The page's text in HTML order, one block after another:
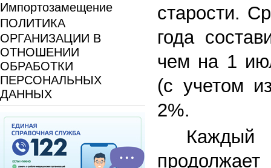
Импортозамещение
ПОЛИТИКА
ОРГАНИЗАЦИИ В
ОТНОШЕНИИ
ОБРАБОТКИ
ПЕРСОНАЛЬНЫХ
ДАННЫХ
старости.
года
чем на 1
(с учетом
2%.
Каждый